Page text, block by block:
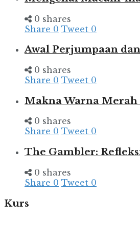
0 shares
Share 0 Tweet 0
Awal Perjumpaan
0 shares
Share 0 Tweet 0
Makna Warna
0 shares
Share 0 Tweet 0
The Gambler:
0 shares
Share 0 Tweet 0
Kurs